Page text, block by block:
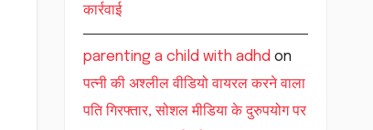
कार्रवाई
parenting a child with adhd on
पत्नी की अश्लील वीडियो वायरल करने वाला
पति गिरफ्तार, सोशल मीडिया के दुरुपयोग पर